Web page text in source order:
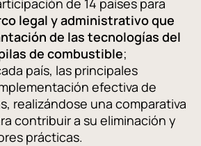
de 14 países para
legal y administrativo que
de las tecnologías del
de combustible;
país, las principales
efectiva de
realizándose una comparativa
contribuir a su eliminación y
prácticas.